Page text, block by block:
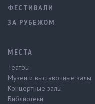
ФЕСТИВАЛИ
ЗА РУБЕЖОМ
МЕСТА
Театры
Музеи и выставочные залы
Концертные залы
Библиотеки